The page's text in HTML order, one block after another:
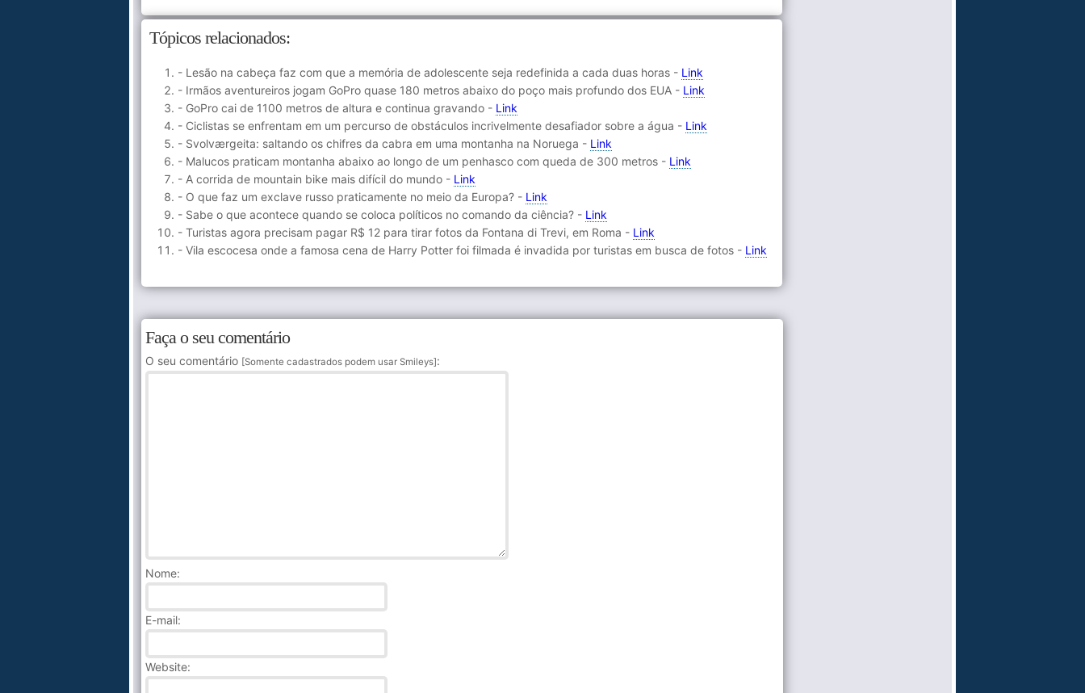
Tópicos relacionados:
- Lesão na cabeça faz com que a memória de adolescente seja redefinida a cada duas horas - Link
- Irmãos aventureiros jogam GoPro quase 180 metros abaixo do poço mais profundo dos EUA - Link
- GoPro cai de 1100 metros de altura e continua gravando - Link
- Ciclistas se enfrentam em um percurso de obstáculos incrivelmente desafiador sobre a água - Link
- Svolværgeita: saltando os chifres da cabra em uma montanha na Noruega - Link
- Malucos praticam montanha abaixo ao longo de um penhasco com queda de 300 metros - Link
- A corrida de mountain bike mais difícil do mundo - Link
- O que faz um exclave russo praticamente no meio da Europa? - Link
- Sabe o que acontece quando se coloca políticos no comando da ciência? - Link
- Turistas agora precisam pagar R$ 12 para tirar fotos da Fontana di Trevi, em Roma - Link
- Vila escocesa onde a famosa cena de Harry Potter foi filmada é invadida por turistas em busca de fotos - Link
Faça o seu comentário
O seu comentário [Somente cadastrados podem usar Smileys] :
Nome:
E-mail:
Website: